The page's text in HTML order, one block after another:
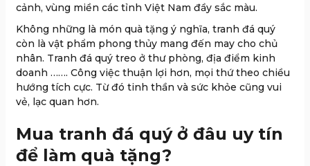
cảnh, vùng miền các tỉnh Việt Nam đầy sắc màu.
Không những là món quà tặng ý nghĩa, tranh đá quý
còn là vật phẩm phong thủy mang đến may cho chủ
nhân. Tranh đá quý treo ở thư phòng, địa điểm kinh
doanh ……. Công việc thuận lợi hơn, mọi thứ theo chiều
hướng tích cực. Từ đó tinh thần và sức khỏe cũng vui
vẻ, lạc quan hơn.
Mua tranh đá quý ở đâu uy tín
để làm quà tặng?